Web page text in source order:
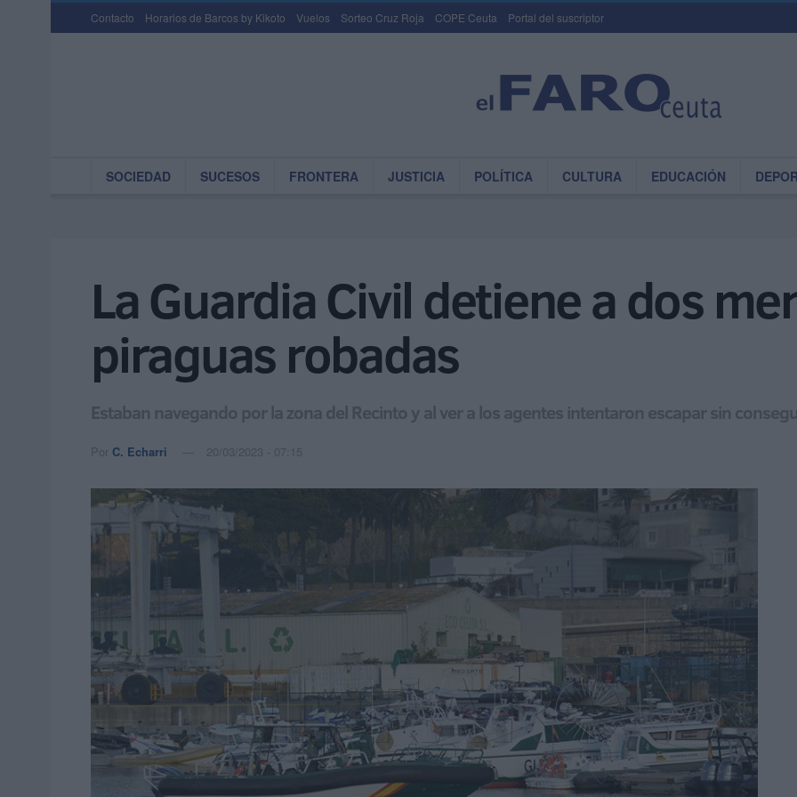
Contacto Horarios de Barcos by Kikoto Vuelos Sorteo Cruz Roja COPE Ceuta Portal del suscriptor
SOCIEDAD SUCESOS FRONTERA JUSTICIA POLÍTICA CULTURA EDUCACIÓN
La Guardia Civil detiene a dos
piraguas robadas
Estaban navegando por la zona del Recinto y al ver a los agentes intentaron escapar sin
Por C. Echarri 20/03/2023 - 07:15